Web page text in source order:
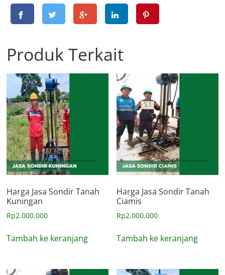
Produk Terkait
Harga Jasa Sondir Tanah
Kuningan
Rp2.000.000
Tambah ke keranjang
Harga Jasa Sondir Tanah
Ciamis
Rp2.000.000
Tambah ke keranjang